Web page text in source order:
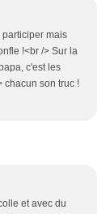
participer mais
!<br /> Sur la
c'est les
chacun son truc !
et avec du